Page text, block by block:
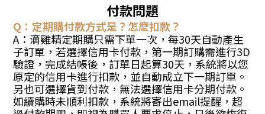
付款問題
Q：定期購付款方式是？怎麼扣款？
A：滴雞精定期購只需下單一次，每30天自動產生
子訂單，若選擇信用卡付款，第一期訂購需進行3D
驗證，完成結帳後，訂單日起算30天，系統將以您
原定的信用卡進行扣款，並自動成立下一期訂單。
另也可選擇貨到付款，無法選擇信用卡分期付款。
如續購時未順利扣款，系統將寄出email提醒，超